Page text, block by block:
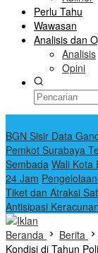
Perlu Tahu
Wawasan
Analisis dan
Analisis
Opini
BGN Sisir Data
Pemkot Surabaya
Sembada Wali Kota
24 Jam
Tiket dan Atraksi
Antisipasi
Beranda
Berita
Kondisi di Tahun